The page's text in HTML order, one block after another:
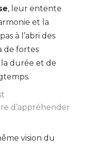
, leur entente
et la
à l’abri des
de fortes
la durée et de
d’appréhender
vision du